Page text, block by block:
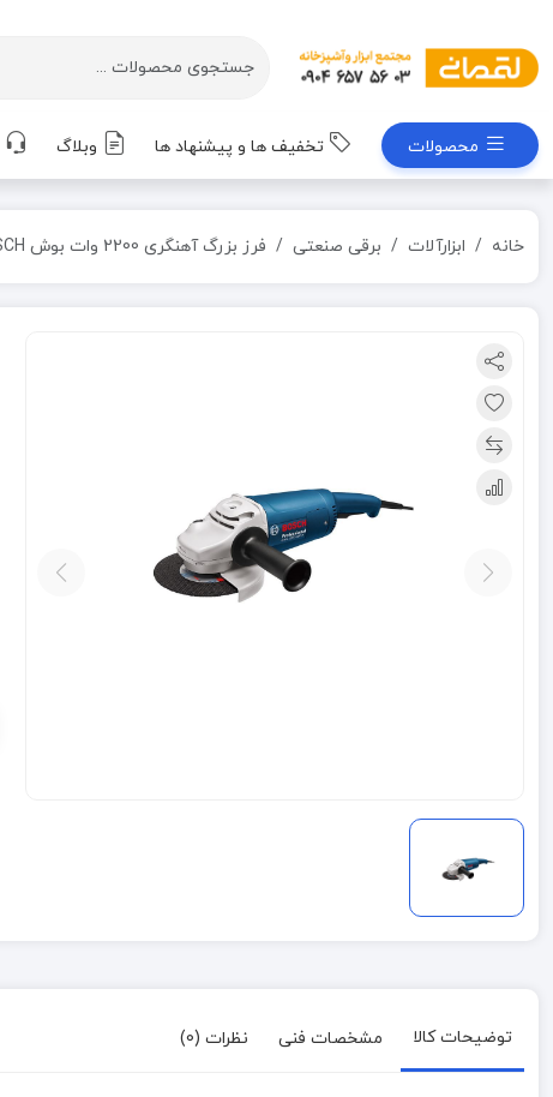
محصولات تخفیف ها و پیشنهاد ها وبلاگ
خانه ابزارآلات برقی صنعتی فرز بزرگ آهنگری 2200 وات بوش BOSCH مدل GWS22-180H (به سفارش امارات)
توضیحات کالا مشخصات فنی نظرات (0)